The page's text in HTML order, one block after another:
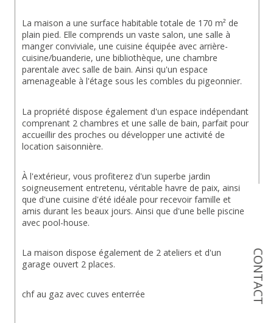
CONTACT
La maison a une surface habitable totale de 170 m² de
plain pied. Elle comprends un vaste salon, une salle à
manger conviviale, une cuisine équipée avec arrière-
cuisine/buanderie, une bibliothèque, une chambre
parentale avec salle de bain. Ainsi qu'un espace
amenageable à l'étage sous les combles du pigeonnier.
La propriété dispose également d'un espace indépendant
comprenant 2 chambres et une salle de bain, parfait pour
accueillir des proches ou développer une activité de
location saisonnière.
À l'extérieur, vous profiterez d'un superbe jardin
soigneusement entretenu, véritable havre de paix, ainsi
que d'une cuisine d'été idéale pour recevoir famille et
amis durant les beaux jours. Ainsi que d'une belle piscine
avec pool-house.
La maison dispose également de 2 ateliers et d'un
garage ouvert 2 places.
chf au gaz avec cuves enterrée